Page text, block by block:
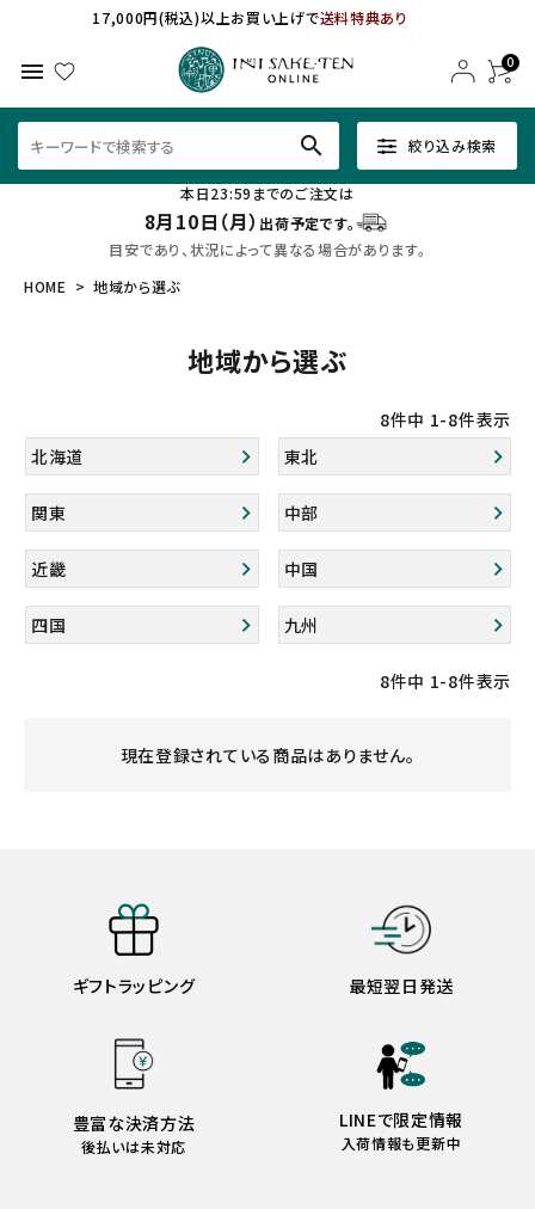
17,000円(税込)以上お買い上げで送料特典あり
menu 0
絞り込み検索
search
本日23:59までのご注文は
8月10日（月） 出荷予定です。
目安であり、状況によって異なる場合があります。
HOME
地域から選ぶ
地域から選ぶ
8件中 1-8件表示
北海道
東北
関東 中部
近畿 中国
四国 九州
8件中 1-8件表示
現在登録されている商品はありません。
ギフトラッピング 最短翌日発送
豊富な決済方法
後払いは未対応
LINEで限定情報
入荷情報も更新中